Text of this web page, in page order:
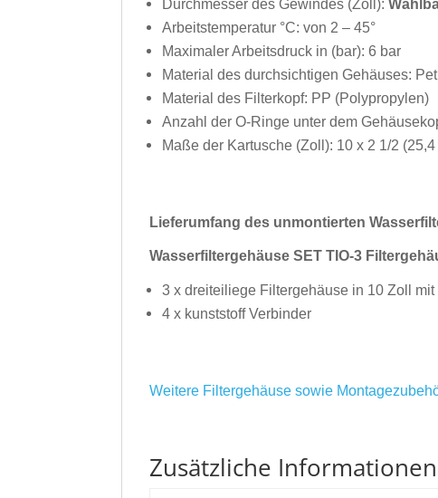
Durchmesser des Gewindes (Zoll):
Arbeitstemperatur °C: von 2 – 45°
Maximaler Arbeitsdruck in (bar): 6 bar
Material des durchsichtigen Gehäuses:
Material des Filterkopf: PP (Polypropylen)
Anzahl der O-Ringe unter dem
Maße der Kartusche (Zoll): 10 x 2 1/2
Lieferumfang des unmontierten
Wasserfiltergehäuse SET TIO-3
3 x dreiteiliege Filtergehäuse in 10 Zoll mit
4 x kunststoff Verbinder
Weitere Filtergehäuse sowie
Zusätzliche Informationen